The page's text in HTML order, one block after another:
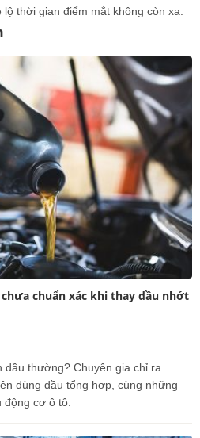
thời gian điểm mắt không còn xa.
chuẩn xác khi thay dầu nhớt
thường? Chuyên gia chỉ ra
dùng dầu tổng hợp, cùng những
cơ ô tô.